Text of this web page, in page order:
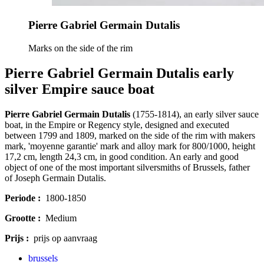
Pierre Gabriel Germain Dutalis
Marks on the side of the rim
Pierre Gabriel Germain Dutalis early
silver Empire sauce boat
Pierre Gabriel Germain Dutalis (1755-1814), an early silver sauce
boat, in the Empire or Regency style, designed and executed
between 1799 and 1809, marked on the side of the rim with makers
mark, 'moyenne garantie' mark and alloy mark for 800/1000, height
17,2 cm, length 24,3 cm, in good condition. An early and good
object of one of the most important silversmiths of Brussels, father
of Joseph Germain Dutalis.
Periode : 1800-1850
Grootte : Medium
Prijs : prijs op aanvraag
brussels